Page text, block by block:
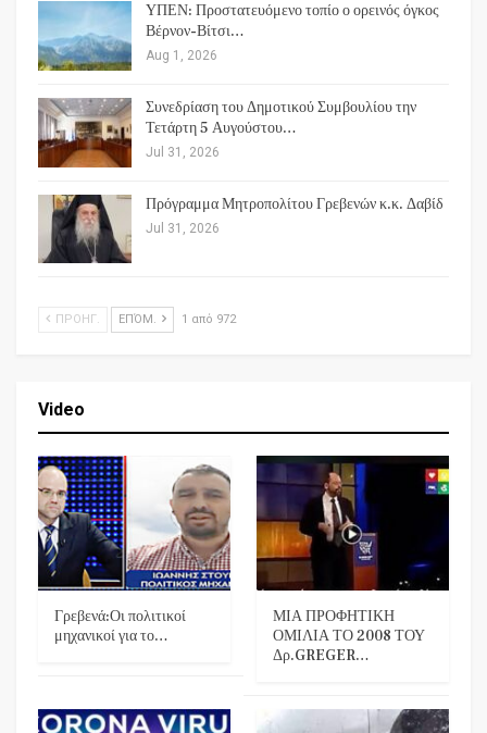
ΥΠΕΝ: Προστατευόμενο τοπίο ο ορεινός όγκος
Βέρνον-Βίτσι…
Aug 1, 2026
Συνεδρίαση του Δημοτικού Συμβουλίου την
Τετάρτη 5 Αυγούστου…
Jul 31, 2026
Πρόγραμμα Μητροπολίτου Γρεβενών κ.κ. Δαβίδ
Jul 31, 2026
ΠΡΟΗΓ. ΕΠΌΜ. 1 από 972
Video
Γρεβενά:Οι πολιτικοί
μηχανικοί για το…
ΜΙΑ ΠΡΟΦΗΤΙΚΗ
ΟΜΙΛΙΑ ΤΟ 2008 ΤΟΥ
Δρ.GREGER…